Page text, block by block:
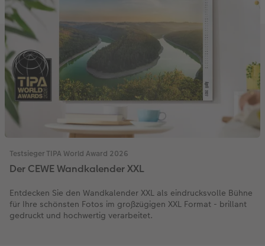
Testsieger TIPA World Award 2026
Der CEWE Wandkalender XXL
Entdecken Sie den Wandkalender XXL als eindrucksvolle Bühne
für Ihre schönsten Fotos im großzügigen XXL Format - brillant
gedruckt und hochwertig verarbeitet.